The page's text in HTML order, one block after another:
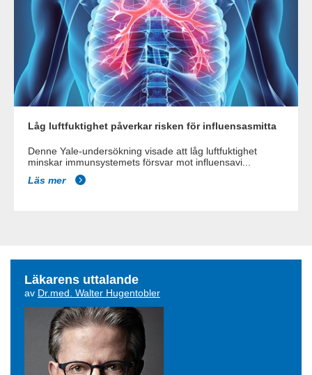
Låg luftfuktighet påverkar risken för influensasmitta
Denne Yale-undersökning visade att låg luftfuktighet
minskar immunsystemets försvar mot influensavi...
Läs mer
Läkarens uttalande
av Dr.med. Walter Hugentobler